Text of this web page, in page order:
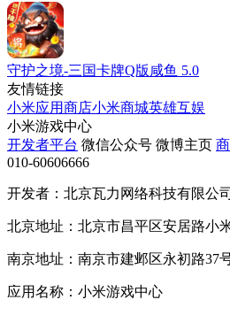
守护之境-三国卡牌Q版咸鱼 5.0
友情链接
小米应用商店小米商城英雄互娱
小米游戏中心
开发者平台 微信公众号 微博主页
010-60606666
开发者：北京瓦力网络科技有限公司
北京地址：北京市昌平区安居路小
南京地址：南京市建邺区永初路37
应用名称：小米游戏中心